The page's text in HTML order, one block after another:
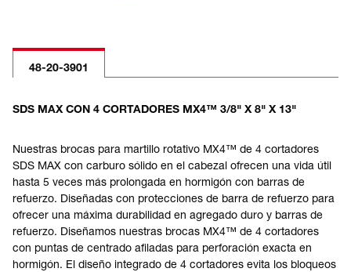
48-20-3901
SDS MAX CON 4 CORTADORES MX4™ 3/8" X 8" X 13"
Nuestras brocas para martillo rotativo MX4™ de 4 cortadores
SDS MAX con carburo sólido en el cabezal ofrecen una vida útil
hasta 5 veces más prolongada en hormigón con barras de
refuerzo. Diseñadas con protecciones de barra de refuerzo para
ofrecer una máxima durabilidad en agregado duro y barras de
refuerzo. Diseñamos nuestras brocas MX4™ de 4 cortadores
con puntas de centrado afiladas para perforación exacta en
hormigón. El diseño integrado de 4 cortadores evita los bloqueos